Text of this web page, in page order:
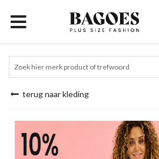
terug naar kleding